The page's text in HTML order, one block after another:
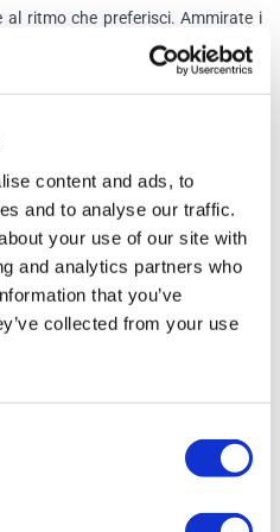
content and ads, to
and to analyse our traffic.
your use of our site with
and analytics partners who
that you’ve
collected from your use
ritmo che preferisci. Ammirate i
che ospitano opere d'arte di
Cappella di San Giorgio, luogo di
II.
guida audio e dura circa due
I treni tornano a Londra
a modifiche, a seconda della
e indirizzo email per avvisare